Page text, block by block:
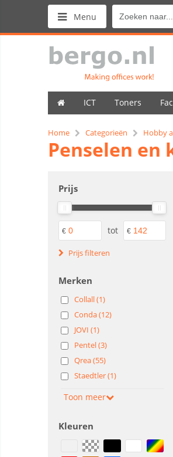
Menu
ICT Toners
Home Categorieën Hobby
Penselen en
Prijs
€ tot €
Prijs filteren
Merken
Collall (1)
Conda (12)
JOVI (1)
Pentel (3)
Qrea (55)
Staedtler (1)
Toon meer
Kleuren